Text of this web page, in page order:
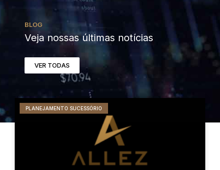
BLOG
Veja nossas últimas notícias
VER TODAS
PLANEJAMENTO SUCESSÓRIO